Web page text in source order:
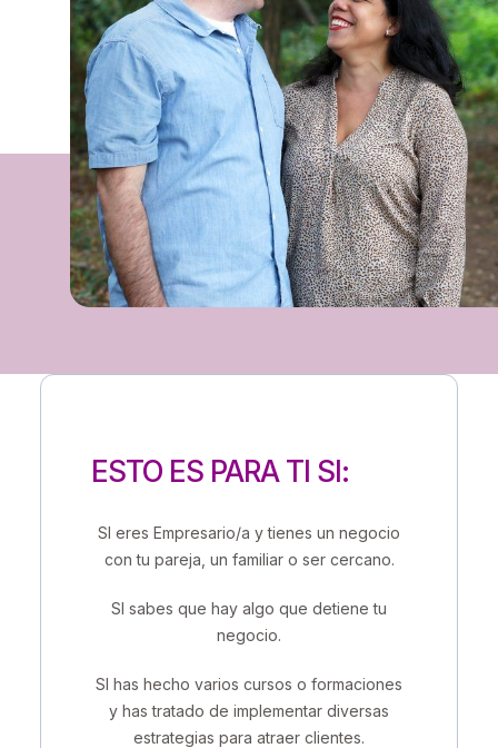
ESTO ES PARA TI SI:
SI eres Empresario/a y tienes un negocio
con tu pareja, un familiar o ser cercano.
SI sabes que hay algo que detiene tu
negocio.
SI has hecho varios cursos o formaciones
y has tratado de implementar diversas
estrategias para atraer clientes.